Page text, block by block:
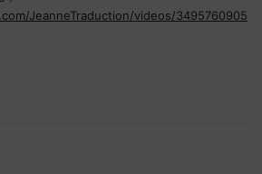
JeanneTraduction/videos/3495760905